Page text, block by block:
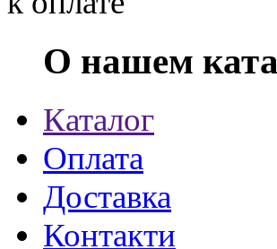
О нашем
Каталог
Оплата
Доставка
Контакти